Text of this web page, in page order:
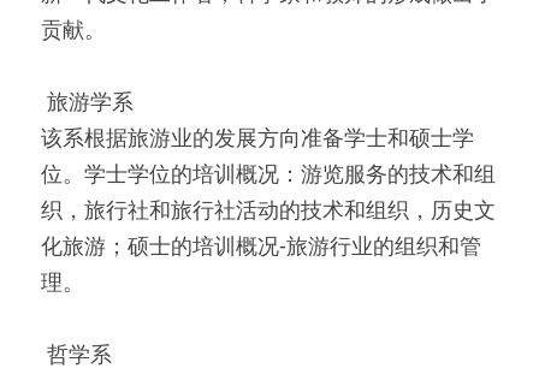
贡献。
旅游学系
该系根据旅游业的发展方向准备学士和硕士学
位。学士学位的培训概况：游览服务的技术和组
织，旅行社和旅行社活动的技术和组织，历史文
化旅游；硕士的培训概况-旅游行业的组织和管
理。
哲学系